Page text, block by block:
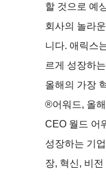
할 것으로 예
회사의 놀라
니다. 애릭스
르게 성장하
올해의 가장
®어워드, 올
CEO 월드 어
성장하는 기
장, 혁신, 비